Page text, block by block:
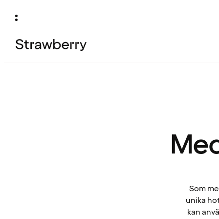
Som
unika
kan